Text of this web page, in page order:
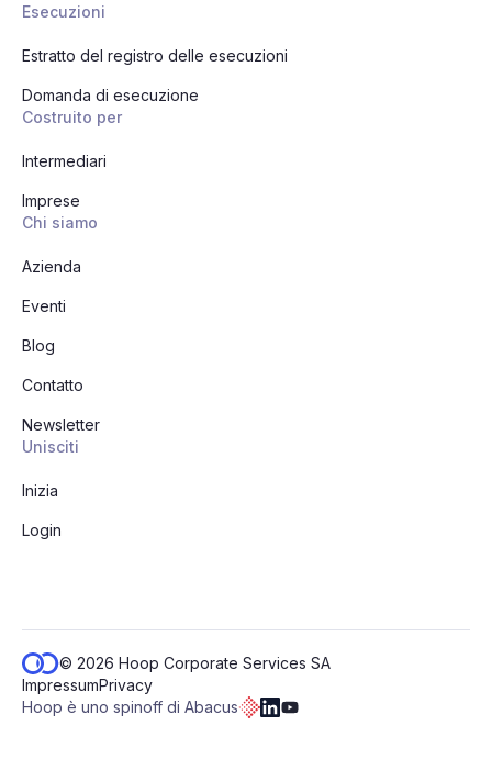
Esecuzioni
Estratto del registro delle esecuzioni
Domanda di esecuzione
Costruito per
Intermediari
Imprese
Chi siamo
Azienda
Eventi
Blog
Contatto
Newsletter
Unisciti
Inizia
Login
© 2026 Hoop Corporate Services SA
ImpressumPrivacy
Hoop è uno spinoff di Abacus